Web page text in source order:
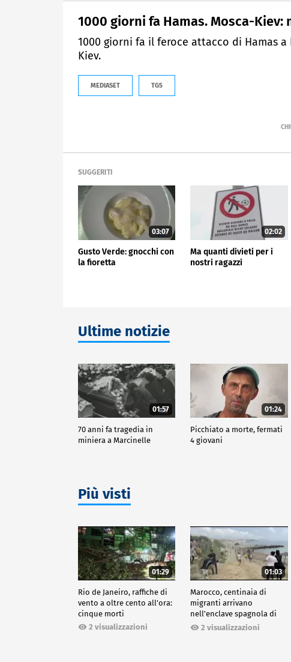
1000 giorni fa Hamas. Mosca-Kiev:
1000 giorni fa il feroce attacco di Hamas
Kiev.
MEDIASET TG5
SUGGERITI
03:07
Gusto Verde: gnocchi con
la fioretta
02:02
Ma quanti divieti per i
nostri ragazzi
Ultime notizie
01:57
70 anni fa tragedia in
miniera a Marcinelle
01:24
Picchiato a morte, fermati
4 giovani
Più visti
01:29
Rio de Janeiro, raffiche di
vento a oltre cento all'ora:
cinque morti
2 visualizzazioni
01:03
Marocco, centinaia di
migranti arrivano
nell'enclave spagnola di
Ceuta2 visualizzazioni